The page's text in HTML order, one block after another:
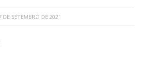
DE SETEMBRO DE 2021